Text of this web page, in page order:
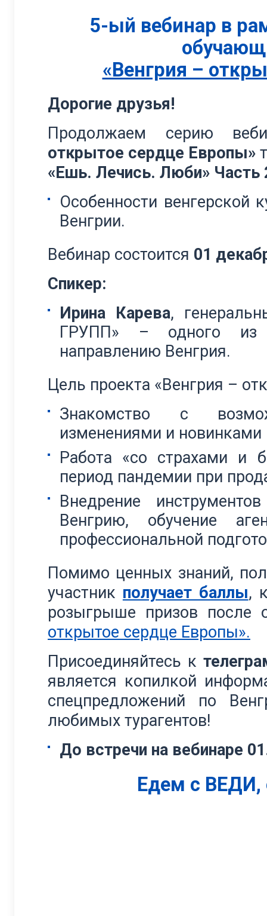
5-ый вебинар в
«Венгрия –
Дорогие друзья!
Продолжаем серию
открытое сердце Европы»
«Ешь. Лечись. Люби» Часть
Особенности венгерской
Венгрии.
Вебинар состоится 01
Спикер:
Ирина Карева,
ГРУПП» – одного из
направлению Венгрия.
Цель проекта «Венгрия –
Знакомство с
изменениями и новинками
Работа «со страхами и
период пандемии при
Внедрение
Венгрию, обучение
профессиональной
Помимо ценных знаний,
участник получает баллы,
розыгрыше призов после
открытое сердце Европы».
Присоединяйтесь к
является копилкой
спецпредложений по
любимых турагентов!
До встречи на вебинаре
Едем с ВЕДИ,